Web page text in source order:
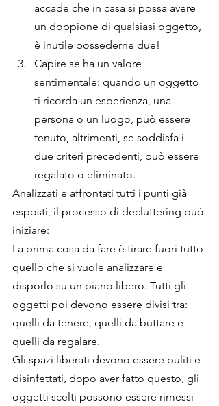
accade che in casa si possa avere
un doppione di qualsiasi oggetto,
è inutile possederne due!
Capire se ha un valore
sentimentale: quando un oggetto
ti ricorda un esperienza, una
persona o un luogo, può essere
tenuto, altrimenti, se soddisfa i
due criteri precedenti, può essere
regalato o eliminato.
Analizzati e affrontati tutti i punti già
esposti, il processo di decluttering può
iniziare:
La prima cosa da fare è tirare fuori tutto
quello che si vuole analizzare e
disporlo su un piano libero. Tutti gli
oggetti poi devono essere divisi tra:
quelli da tenere, quelli da buttare e
quelli da regalare.
Gli spazi liberati devono essere puliti e
disinfettati, dopo aver fatto questo, gli
oggetti scelti possono essere rimessi